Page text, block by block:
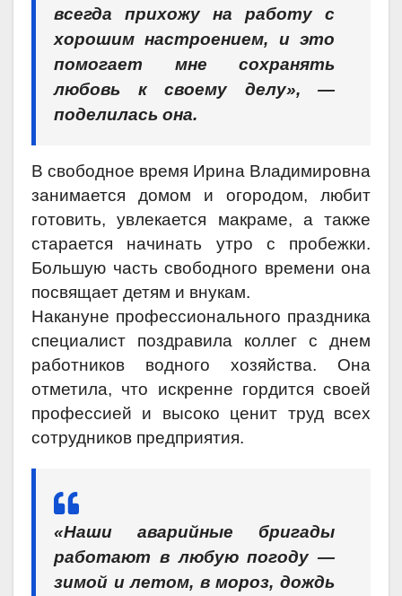
всегда прихожу на работу с
хорошим настроением, и это
помогает мне сохранять
любовь к своему делу», —
поделилась она.
В свободное время Ирина Владимировна
занимается домом и огородом, любит
готовить, увлекается макраме, а также
старается начинать утро с пробежки.
Большую часть свободного времени она
посвящает детям и внукам.
Накануне профессионального праздника
специалист поздравила коллег с днем
работников водного хозяйства. Она
отметила, что искренне гордится своей
профессией и высоко ценит труд всех
сотрудников предприятия.
«Наши аварийные бригады
работают в любую погоду —
зимой и летом, в мороз, дождь